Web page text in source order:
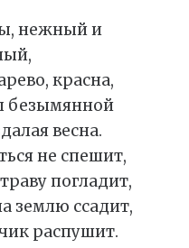
нежный и
красна,
безымянной
весна.
не спешит,
погладит,
землю ссадит,
распушит.